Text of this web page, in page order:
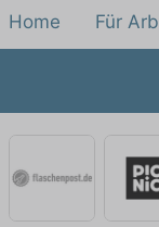
Home Für